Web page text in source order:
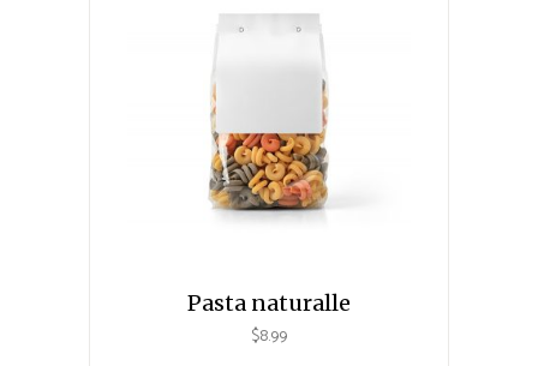
Pasta naturalle
$8.99